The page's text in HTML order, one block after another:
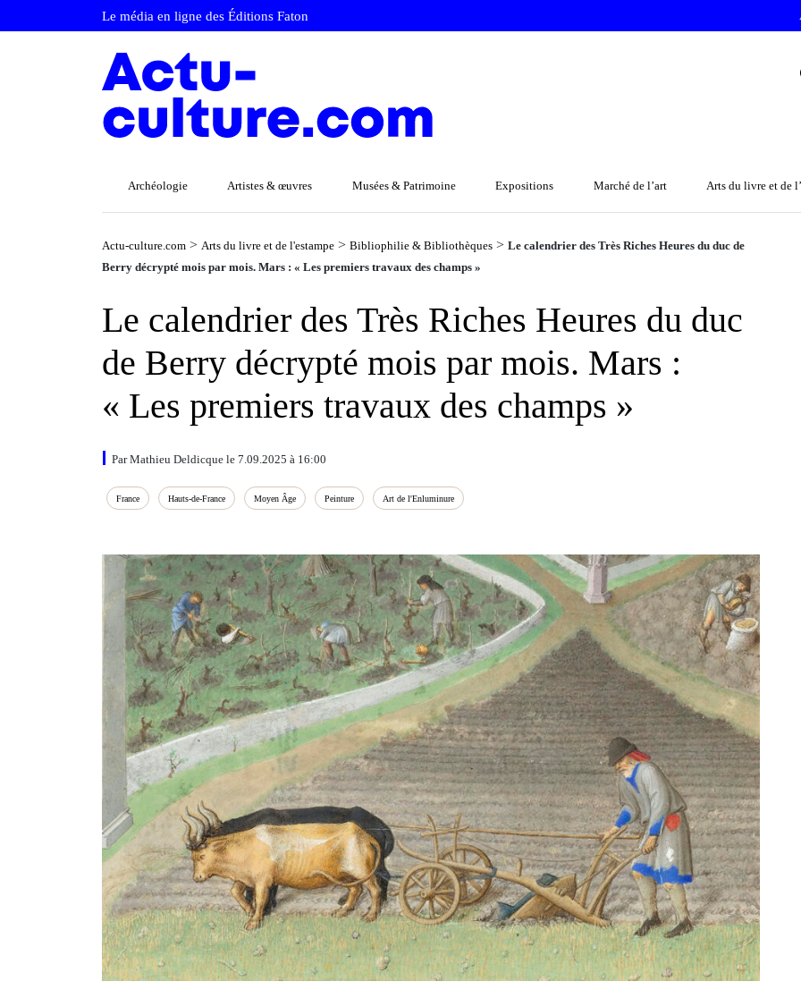
Le média en ligne des Éditions Faton
Archéologie Artistes & œuvres Musées & Patrimoine Expositions Marché de l’art Arts du livre et de
Actu-culture.com > Arts du livre et de l'estampe > Bibliophilie & Bibliothèques > Le calendrier des Très Riches Heures du duc de
Berry décrypté mois par mois. Mars : « Les premiers travaux des champs »
Le calendrier des Très Riches Heures du duc
de Berry décrypté mois par mois. Mars :
« Les premiers travaux des champs »
Par Mathieu Deldicque le 7.09.2025 à 16:00
France Hauts‑de‑France Moyen Âge Peinture Art de l'Enluminure